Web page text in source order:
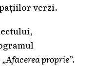
verzi.
„Afacerea proprie”.